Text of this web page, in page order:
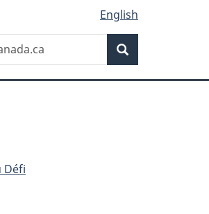
English
Défi